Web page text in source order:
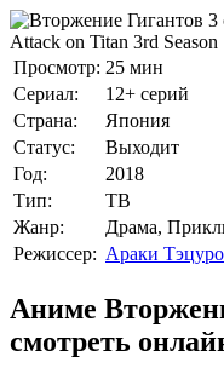
Attack on Titan 3rd Season
Просмотр: 25 мин
Сериал:
12+ серий
Страна:
Япония
Статус:
Выходит
Год:
2018
Тип:
ТВ
Жанр:
Драма,
Режиссер: Араки Тэцуро
Аниме
смотреть